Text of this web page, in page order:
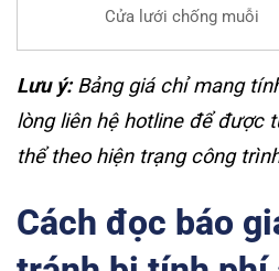
Cửa lưới chống muỗi
Lưu ý:Bảng giá chỉ mang
lòng liên hệ hotline để được
thể theo hiện trạng công
Cách đọc báo